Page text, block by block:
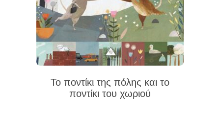
Το ποντίκι της πόλης και το
ποντίκι του χωριού